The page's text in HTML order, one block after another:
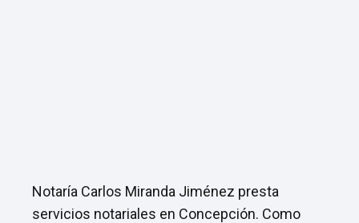
Notaría Carlos Miranda Jiménez presta
servicios notariales en Concepción. Como